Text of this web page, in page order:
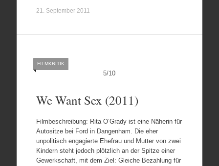
21. September 2011
5/10
FILMKRITIK
We Want Sex (2011)
Filmbeschreibung: Rita O’Grady ist eine Näherin für
Autositze bei Ford in Dangenham. Die eher
unpolitisch engagierte Ehefrau und Mutter von zwei
Kindern steht jedoch plötzlich an der Spitze einer
Gewerkschaft, mit dem Ziel: Gleiche Bezahlung für